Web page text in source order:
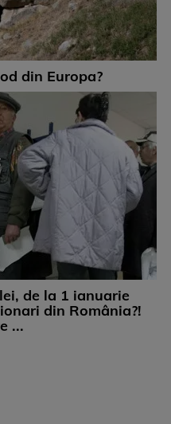
din Europa?
de la 1 ianuarie
din România?!
...